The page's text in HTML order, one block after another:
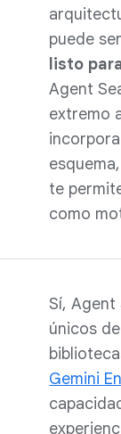
puede
listo
Agent
extremo
te
como
Sí,
únicos
Gemini